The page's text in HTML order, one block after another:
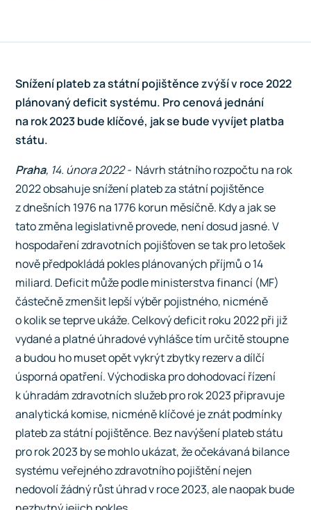
Snížení plateb za státní pojištěnce zvýší v roce 2022
plánovaný deficit systému. Pro cenová jednání
na rok 2023 bude klíčové, jak se bude vyvíjet platba
státu.
Praha, 14. února 2022 - Návrh státního rozpočtu na rok
2022 obsahuje snížení plateb za státní pojištěnce
z dnešních 1976 na 1776 korun měsíčně. Kdy a jak se
tato změna legislativně provede, není dosud jasné. V
hospodaření zdravotních pojišťoven se tak pro letošek
nově předpokládá pokles plánovaných příjmů o 14
miliard. Deficit může podle ministerstva financí (MF)
částečně zmenšit lepší výběr pojistného, nicméně
o kolik se teprve ukáže. Celkový deficit roku 2022 při již
vydané a platné úhradové vyhlášce tím určitě stoupne
a budou ho muset opět vykrýt zbytky rezerv a dílčí
úsporná opatření. Východiska pro dohodovací řízení
k úhradám zdravotních služeb pro rok 2023 připravuje
analytická komise, nicméně klíčové je znát podmínky
plateb za státní pojištěnce. Bez navýšení plateb státu
pro rok 2023 by se mohlo ukázat, že očekávaná bilance
systému veřejného zdravotního pojištění nejen
nedovolí žádný růst úhrad v roce 2023, ale naopak bude